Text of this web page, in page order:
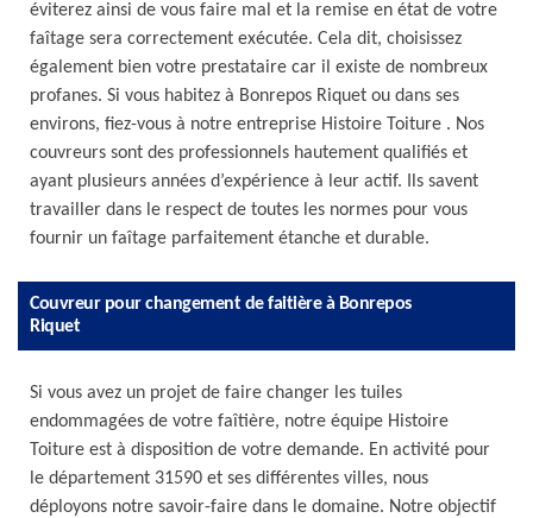
éviterez ainsi de vous faire mal et la remise en état de votre
faîtage sera correctement exécutée. Cela dit, choisissez
également bien votre prestataire car il existe de nombreux
profanes. Si vous habitez à Bonrepos Riquet ou dans ses
environs, fiez-vous à notre entreprise Histoire Toiture . Nos
couvreurs sont des professionnels hautement qualifiés et
ayant plusieurs années d’expérience à leur actif. Ils savent
travailler dans le respect de toutes les normes pour vous
fournir un faîtage parfaitement étanche et durable.
Couvreur pour changement de faitière à Bonrepos
Riquet
Si vous avez un projet de faire changer les tuiles
endommagées de votre faîtière, notre équipe Histoire
Toiture est à disposition de votre demande. En activité pour
le département 31590 et ses différentes villes, nous
déployons notre savoir-faire dans le domaine. Notre objectif